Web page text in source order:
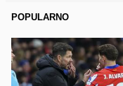
POPULARNO